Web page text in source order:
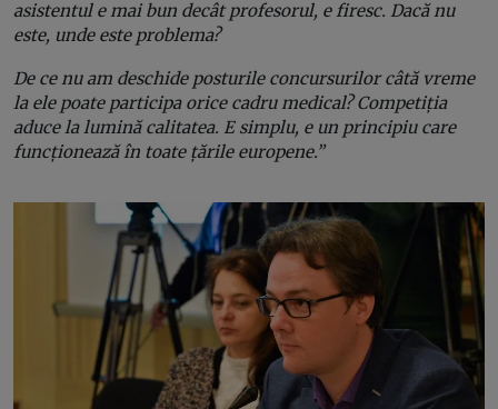
asistentul e mai bun decât profesorul, e firesc. Dacă nu
este, unde este problema?
De ce nu am deschide posturile concursurilor câtă vreme
la ele poate participa orice cadru medical?Competiția
aduce la lumină calitatea. E simplu, e un principiu care
funcționează în toate țările europene.”